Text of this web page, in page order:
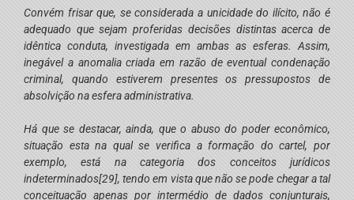
Convém frisar que, se considerada a unicidade do ilícito, não é
adequado que sejam proferidas decisões distintas acerca de
idêntica conduta, investigada em ambas as esferas. Assim,
inegável a anomalia criada em razão de eventual condenação
criminal, quando estiverem presentes os pressupostos de
absolvição na esfera administrativa.
Há que se destacar, ainda, que o abuso do poder econômico,
situação esta na qual se verifica a formação do cartel, por
exemplo, está na categoria dos conceitos jurídicos
indeterminados[29], tendo em vista que não se pode chegar a tal
conceituação apenas por intermédio de dados conjunturais,